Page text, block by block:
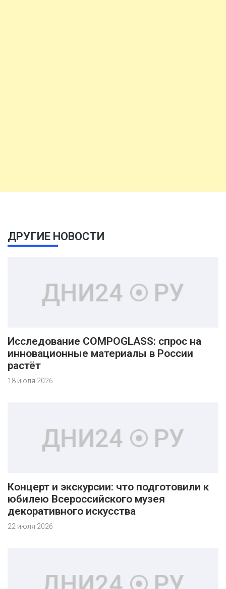
ДРУГИЕ НОВОСТИ
Исследование COMPOGLASS: спрос на
инновационные материалы в России
растёт
18 июля 2026
Концерт и экскурсии: что подготовили к
юбилею Всероссийского музея
декоративного искусства
22 июля 2026